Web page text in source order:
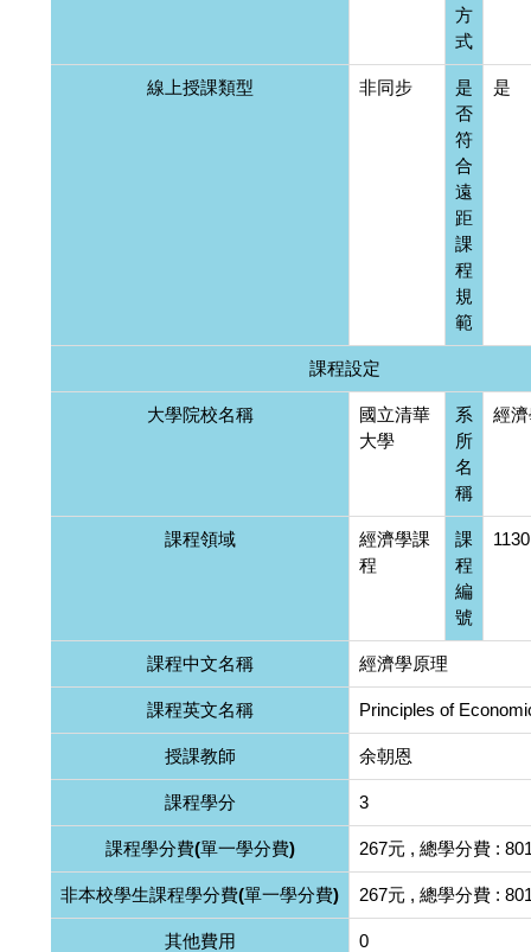
方
式
線上授課類型 非同步
是
否
符
合
遠
距
課
程
規
範
是
課程設定
大學院校名稱
國立清華
大學
系
所
名
稱
經
課程領域
經濟學課
程
課
程
編
號
課程中文名稱 經濟學原理
課程英文名稱 Principles of
授課教師 余朝恩
課程學分 3
課程學分費(單一學分費) 267元 , 總學分費 :
非本校學生課程學分費(單一學分費) 267元 , 總學分費 :
其他費用 0